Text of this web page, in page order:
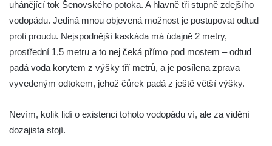
Horní vodopád Černé Nisy (Liberec –
Kateřinky)
Spodní vodopád Černé Nisy (Liberec –
Kateřinky)
Vodopád Velký Štolpich
Kamenický (Plochý) vodopád
Vaňovský vodopád
uhánějící tok Šenovského potoka. A hlavně tři stupně zdejšího
vodopádu. Jediná mnou objevená možnost je postupovat odtud
proti proudu. Nejspodnější kaskáda má údajně 2 metry,
prostřední 1,5 metru a to nej čeká přímo pod mostem – odtud
padá voda korytem z výšky tří metrů, a je posílena zprava
vyvedeným odtokem, jehož čůrek padá z ještě větší výšky.
Nevím, kolik lidí o existenci tohoto vodopádu ví, ale za vidění
dozajista stojí.